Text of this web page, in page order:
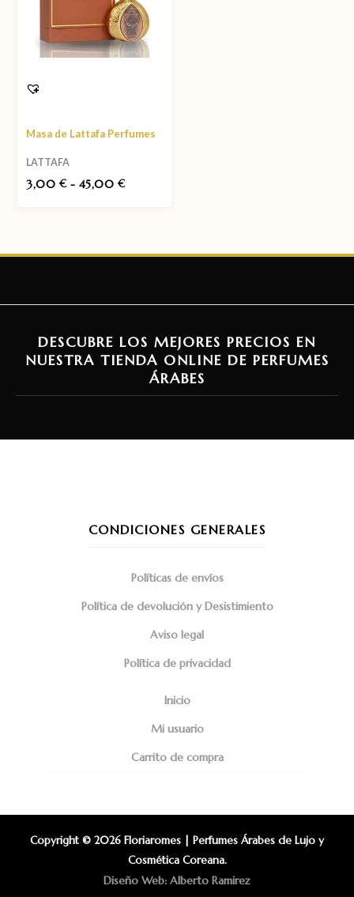
Masa de Lattafa Perfumes
LATTAFA
3,00 € - 45,00 €
DESCUBRE LOS MEJORES PRECIOS EN
NUESTRA TIENDA ONLINE DE PERFUMES
ÁRABES
CONDICIONES GENERALES
Políticas de envíos
Política de devolución y Desistimiento
Aviso legal
Política de privacidad
Inicio
Mi usuario
Carrito de compra
Copyright © 2026 Floriaromes | Perfumes Árabes de Lujo y
Cosmética Coreana.
Diseño Web: Alberto Ramirez